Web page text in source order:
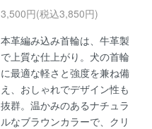
3,500円(税込3,850円)
本革編み込み首輪は、牛革製
で上質な仕上がり。犬の首輪
に最適な軽さと強度を兼ね備
え、おしゃれでデザイン性も
抜群。温かみのあるナチュラ
ルなブラウンカラーで、クリ